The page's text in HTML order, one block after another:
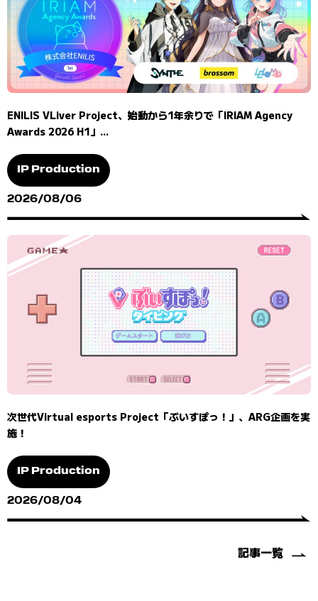
ENILIS VLiver Project、始動から1年余りで「IRIAM Agency
Awards 2026 H1」...
IP Production
2026/08/06
次世代Virtual esports Project「ぶいすぽっ！」、ARG企画を実
施！
IP Production
2026/08/04
記事一覧